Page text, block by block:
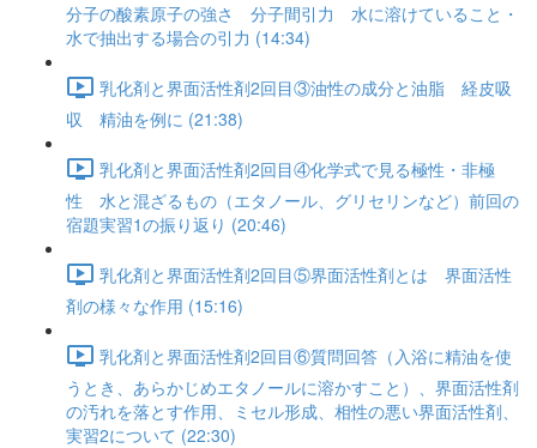
分子の酸素原子の強さ 分子間引力 水に溶けていること・
水で抽出する場合の引力 (14:34)
乳化剤と界面活性剤2回目③油性の成分と油脂 経皮吸
収 精油を例に (21:38)
乳化剤と界面活性剤2回目④化学式で見る極性・非極
性 水と混ざるもの（エタノール、グリセリンなど）前回の
宿題実習1の振り返り (20:46)
乳化剤と界面活性剤2回目⑤界面活性剤とは 界面活性
剤の様々な作用 (15:16)
乳化剤と界面活性剤2回目⑥質問回答（入浴に精油を使
うとき、あらかじめエタノールに溶かすこと）、界面活性剤
の汚れを落とす作用、ミセル形成、相性の悪い界面活性剤、
実習2について (22:30)